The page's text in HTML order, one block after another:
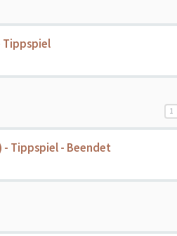
Tippspiel
1
- Tippspiel - Beendet